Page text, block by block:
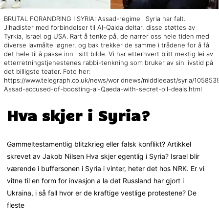
BRUTAL FORANDRING I SYRIA: Assad-regime i Syria har falt.
Jihadister med forbindelser til Al-Qaida deltar, disse støttes av
Tyrkia, Israel og USA. Rart å tenke på, de narrer oss hele tiden med
diverse lavmålte løgner, og bak trekker de samme i trådene for å få
det hele til å passe inn i sitt bilde. Vi har etterhvert blitt mektig lei av
etterretningstjenestenes rabbi-tenkning som bruker av sin livstid på
det billigste teater. Foto her:
https://www.telegraph.co.uk/news/worldnews/middleeast/syria/
Assad-accused-of-boosting-al-Qaeda-with-secret-oil-deals.html
Hva skjer i Syria?
Gammeltestamentlig blitzkrieg eller falsk konflikt? Artikkel
skrevet av Jakob Nilsen Hva skjer egentlig i Syria? Israel blir
værende i buffersonen i Syria i vinter, heter det hos NRK. Er vi
vitne til en form for invasjon a la det Russland har gjort i
Ukraina, i så fall hvor er de kraftige vestlige protestene? De
fleste